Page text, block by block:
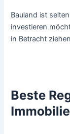
Bauland ist
investieren
in Betracht
Beste